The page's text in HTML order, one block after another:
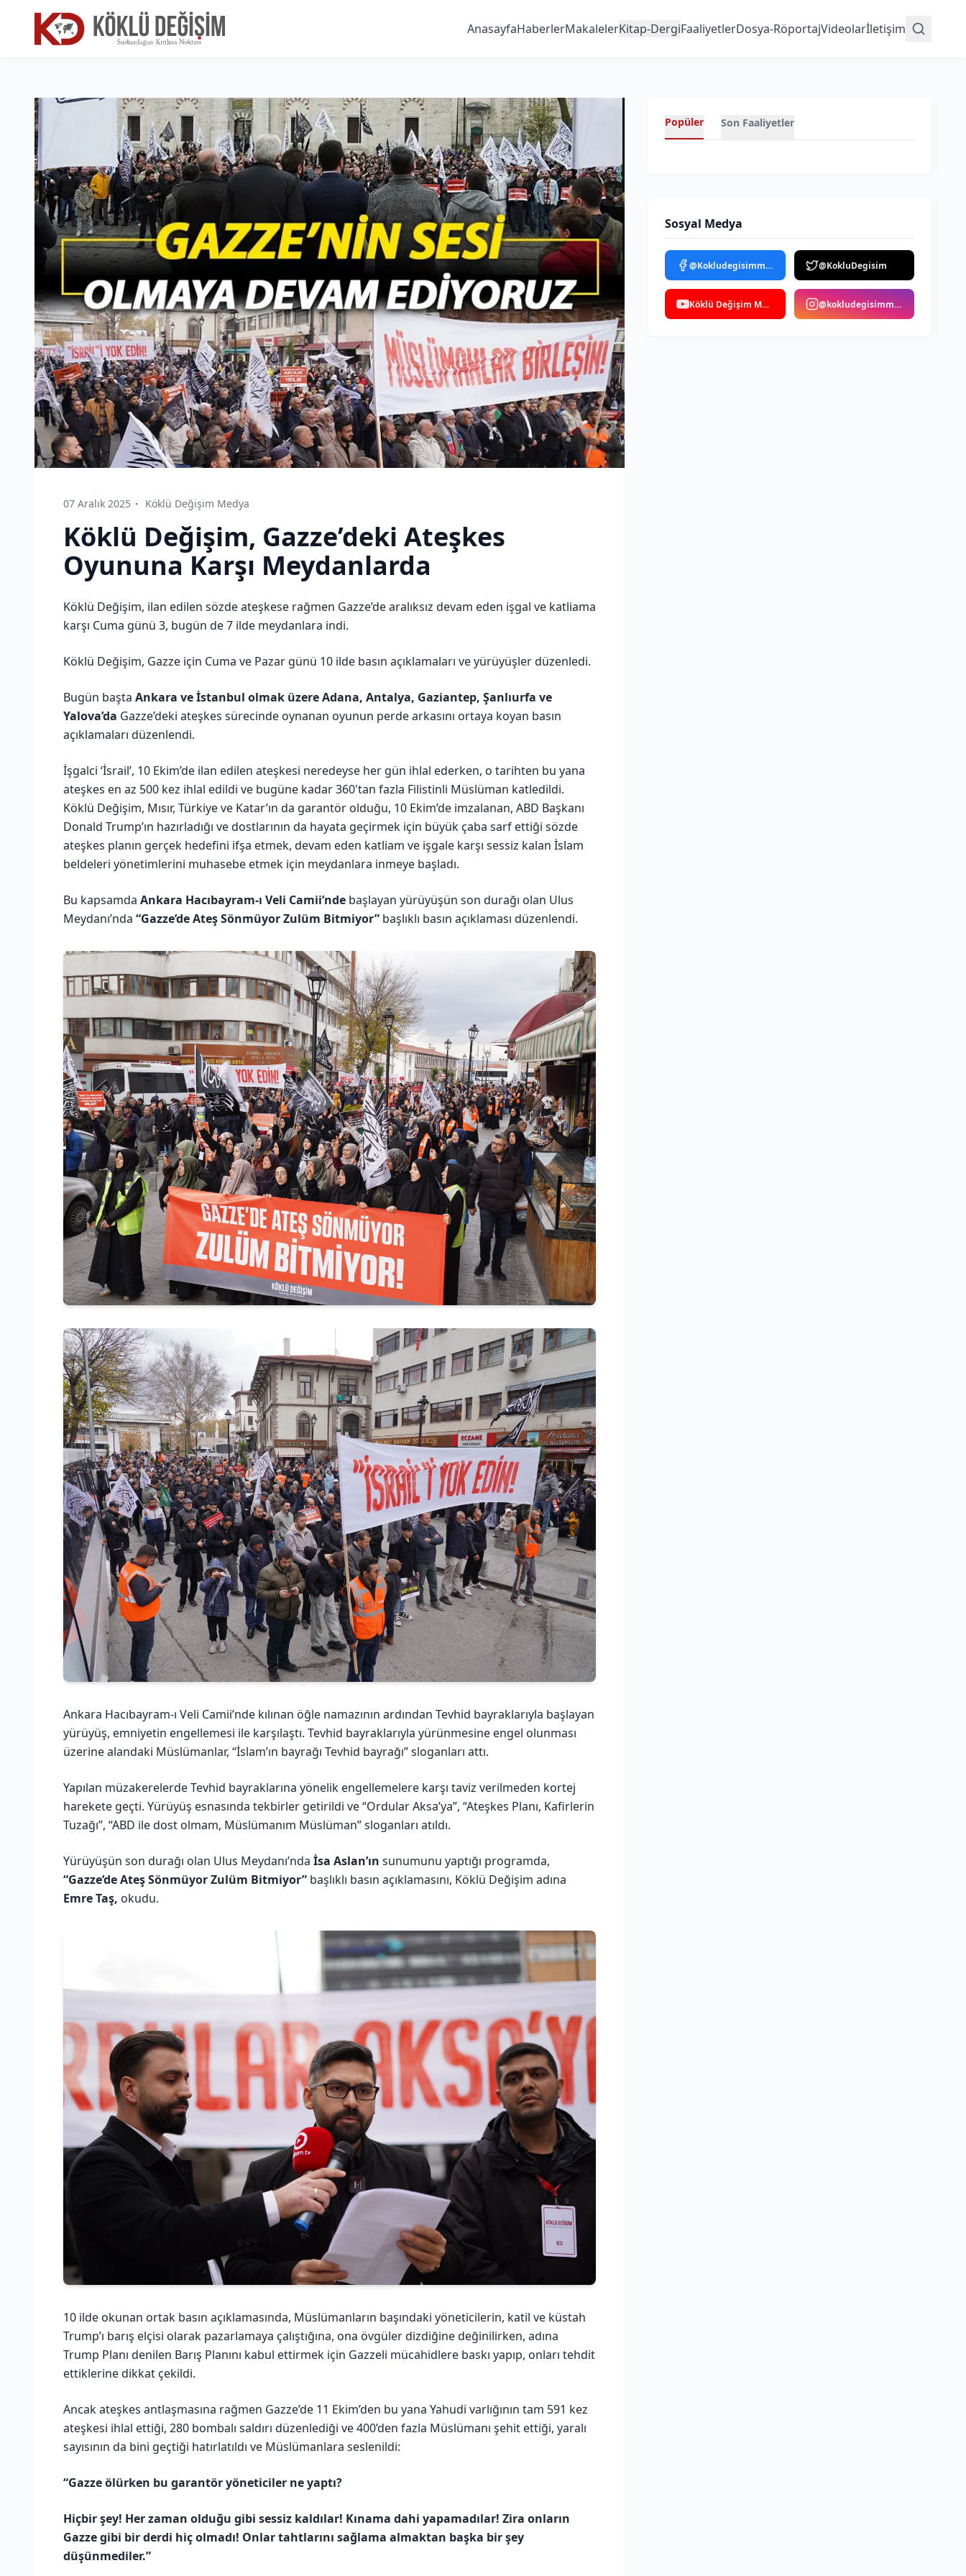
AnasayfaHaberlerMakalelerKitap-DergiFaaliyetlerDosya-RöportajVideolarİletişim
07 Aralık 2025 Köklü Değişim Medya
Köklü Değişim, Gazze’deki Ateşkes
Oyununa Karşı Meydanlarda
Köklü Değişim, ilan edilen sözde ateşkese rağmen Gazze’de aralıksız devam eden işgal ve katliama
karşı Cuma günü 3, bugün de 7 ilde meydanlara indi.
Köklü Değişim, Gazze için Cuma ve Pazar günü 10 ilde basın açıklamaları ve yürüyüşler düzenledi.
Bugün başta Ankara ve İstanbul olmak üzere Adana, Antalya, Gaziantep, Şanlıurfa ve
Yalova’da Gazze’deki ateşkes sürecinde oynanan oyunun perde arkasını ortaya koyan basın
açıklamaları düzenlendi.
İşgalci ‘İsrail’, 10 Ekim’de ilan edilen ateşkesi neredeyse her gün ihlal ederken, o tarihten bu yana
ateşkes en az 500 kez ihlal edildi ve bugüne kadar 360'tan fazla Filistinli Müslüman katledildi.
Köklü Değişim, Mısır, Türkiye ve Katar’ın da garantör olduğu, 10 Ekim’de imzalanan, ABD Başkanı
Donald Trump’ın hazırladığı ve dostlarının da hayata geçirmek için büyük çaba sarf ettiği sözde
ateşkes planın gerçek hedefini ifşa etmek, devam eden katliam ve işgale karşı sessiz kalan İslam
beldeleri yönetimlerini muhasebe etmek için meydanlara inmeye başladı.
Bu kapsamda Ankara Hacıbayram-ı Veli Camii’nde başlayan yürüyüşün son durağı olan Ulus
Meydanı’nda “Gazze’de Ateş Sönmüyor Zulüm Bitmiyor” başlıklı basın açıklaması düzenlendi.
Ankara Hacıbayram-ı Veli Camii’nde kılınan öğle namazının ardından Tevhid bayraklarıyla başlayan
yürüyüş, emniyetin engellemesi ile karşılaştı. Tevhid bayraklarıyla yürünmesine engel olunması
üzerine alandaki Müslümanlar, “İslam’ın bayrağı Tevhid bayrağı” sloganları attı.
Yapılan müzakerelerde Tevhid bayraklarına yönelik engellemelere karşı taviz verilmeden kortej
harekete geçti. Yürüyüş esnasında tekbirler getirildi ve “Ordular Aksa’ya”, “Ateşkes Planı, Kafirlerin
Tuzağı”, “ABD ile dost olmam, Müslümanım Müslüman” sloganları atıldı.
Yürüyüşün son durağı olan Ulus Meydanı’nda İsa Aslan’ın sunumunu yaptığı programda,
“Gazze’de Ateş Sönmüyor Zulüm Bitmiyor” başlıklı basın açıklamasını, Köklü Değişim adına
Emre Taş, okudu.
10 ilde okunan ortak basın açıklamasında, Müslümanların başındaki yöneticilerin, katil ve küstah
Trump’ı barış elçisi olarak pazarlamaya çalıştığına, ona övgüler dizdiğine değinilirken, adına
Trump Planı denilen Barış Planını kabul ettirmek için Gazzeli mücahidlere baskı yapıp, onları tehdit
ettiklerine dikkat çekildi.
Ancak ateşkes antlaşmasına rağmen Gazze’de 11 Ekim’den bu yana Yahudi varlığının tam 591 kez
ateşkesi ihlal ettiği, 280 bombalı saldırı düzenlediği ve 400’den fazla Müslümanı şehit ettiği, yaralı
sayısının da bini geçtiği hatırlatıldı ve Müslümanlara seslenildi:
“Gazze ölürken bu garantör yöneticiler ne yaptı?
Hiçbir şey! Her zaman olduğu gibi sessiz kaldılar! Kınama dahi yapamadılar! Zira onların
Gazze gibi bir derdi hiç olmadı! Onlar tahtlarını sağlama almaktan başka bir şey
düşünmediler.”
Popüler Son Faaliyetler
Sosyal Medya
@Kokludegisimmedya @KokluDegisim
Köklü Değişim Medya @kokludegisimmedya